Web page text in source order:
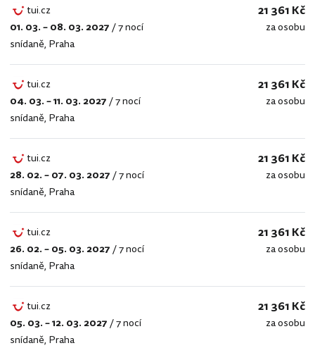
tui.cz
tui.cz
01. 03. – 08. 03. 2027/7 nocí
snídaně, Praha
21 361 Kč
za osobu
tui.cz
tui.cz
04. 03. – 11. 03. 2027/7 nocí
snídaně, Praha
21 361 Kč
za osobu
tui.cz
tui.cz
28. 02. – 07. 03. 2027/7 nocí
snídaně, Praha
21 361 Kč
za osobu
tui.cz
tui.cz
26. 02. – 05. 03. 2027/7 nocí
snídaně, Praha
21 361 Kč
za osobu
tui.cz
tui.cz
05. 03. – 12. 03. 2027/7 nocí
snídaně, Praha
21 361 Kč
za osobu